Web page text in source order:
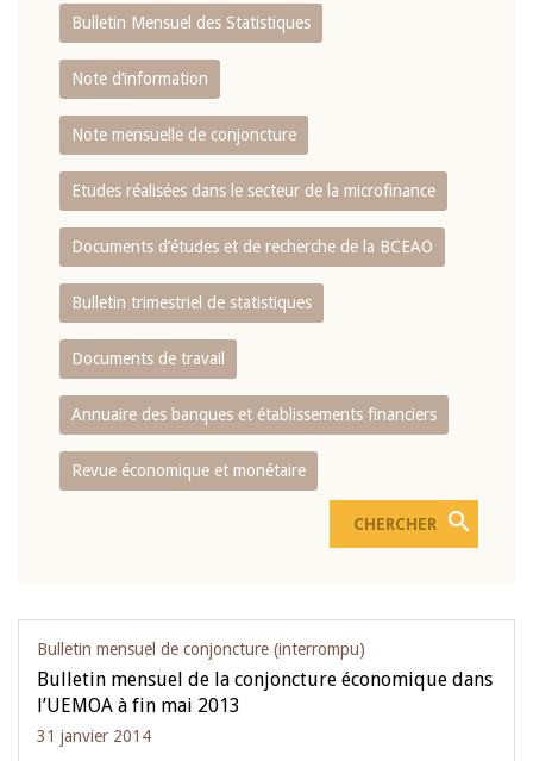
Bulletin Mensuel des Statistiques
Note d’information
Note mensuelle de conjoncture
Etudes réalisées dans le secteur de la microfinance
Documents d’études et de recherche de la BCEAO
Bulletin trimestriel de statistiques
Documents de travail
Annuaire des banques et établissements financiers
Revue économique et monétaire
Bulletin mensuel de conjoncture (interrompu)
Bulletin mensuel de la conjoncture économique dans
l’UEMOA à fin mai 2013
31 janvier 2014